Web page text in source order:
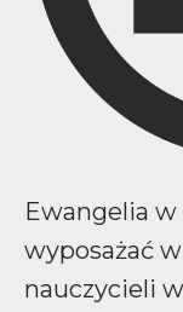
Ewangelia
wyposażać
nauczycieli